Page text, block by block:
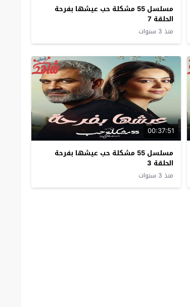
مسلسل 55 مشكلة حب عيشها بفرحة
الحلقة 7
منذ 3 سنوات
00:37:51
مسلسل 55 مشكلة حب عيشها بفرحة
الحلقة 3
منذ 3 سنوات